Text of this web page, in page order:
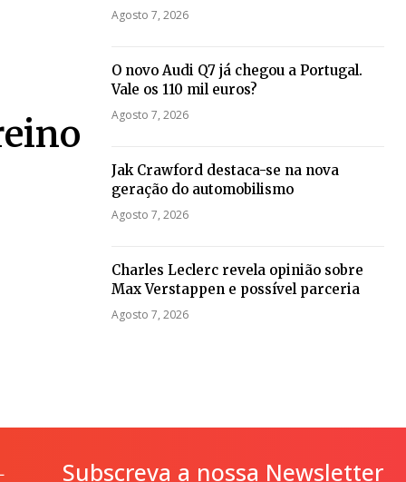
Agosto 7, 2026
O novo Audi Q7 já chegou a Portugal.
Vale os 110 mil euros?
Agosto 7, 2026
Jak Crawford destaca-se na nova
geração do automobilismo
Agosto 7, 2026
Charles Leclerc revela opinião sobre
Max Verstappen e possível parceria
Agosto 7, 2026
Subscreva a nossa Newsletter